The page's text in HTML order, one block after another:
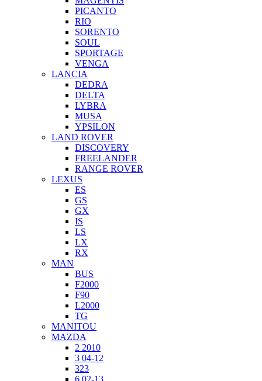
PICANTO
RIO
SORENTO
SOUL
SPORTAGE
VENGA
LANCIA
DEDRA
DELTA
LYBRA
MUSA
YPSILON
LAND ROVER
DISCOVERY
FREELANDER
RANGE ROVER
LEXUS
ES
GS
GX
IS
LS
LX
RX
MAN
BUS
F2000
F90
L2000
TG
MANITOU
MAZDA
2 2010
3 04-12
323
6 02-13